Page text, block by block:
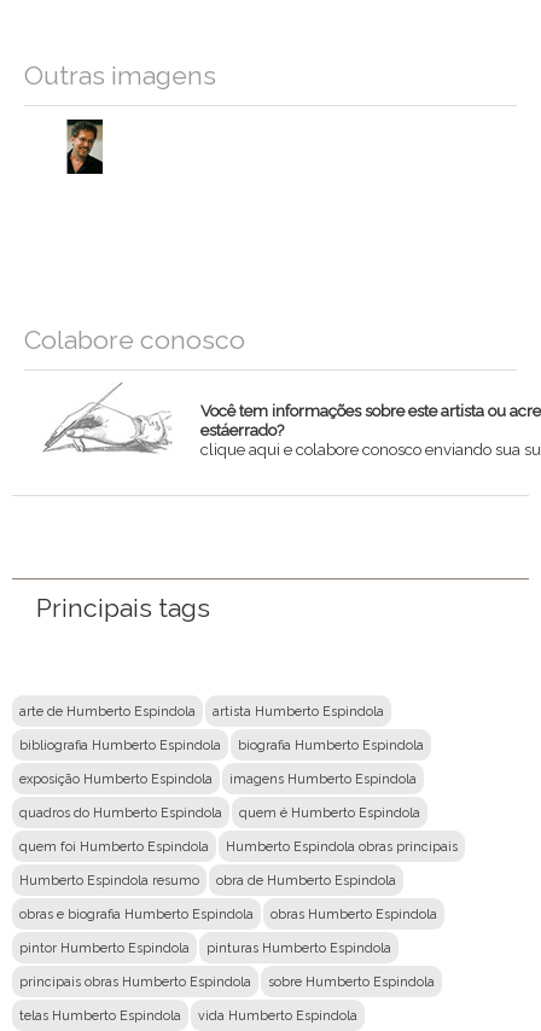
Outras imagens
Colabore conosco
Você tem informações sobre este artista ou
estáerrado?
clique aqui e colabore conosco enviando sua
Principais tags
arte de Humberto Espindola artista Humberto Espindola
bibliografia Humberto Espindola biografia Humberto Espindola
exposição Humberto Espindola imagens Humberto Espindola
quadros do Humberto Espindola quem é Humberto Espindola
quem foi Humberto Espindola Humberto Espindola obras principais
Humberto Espindola resumo obra de Humberto Espindola
obras e biografia Humberto Espindola obras Humberto Espindola
pintor Humberto Espindola pinturas Humberto Espindola
principais obras Humberto Espindola sobre Humberto Espindola
telas Humberto Espindola vida Humberto Espindola